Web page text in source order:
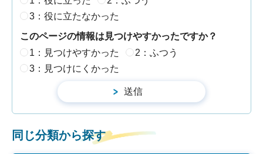
3：役に立たなかった
このページの情報は見つけやすかったですか？
1：見つけやすかった
2：ふつう
3：見つけにくかった
同じ分類から探す